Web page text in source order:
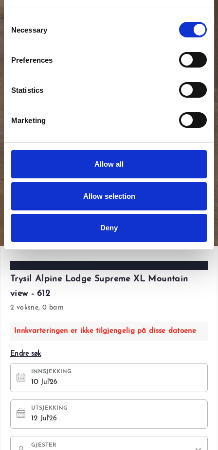
Consent
Selection
Necessary
Preferences
Statistics
Marketing
Allow all
Allow selection
Deny
Trysil Alpine Lodge Supreme XL Mountain
view - 612
2 voksne, 0 barn
Innkvarteringen er ikke tilgjengelig på disse datoene
Endre søk
INNSJEKKING
10 Jul'26
UTSJEKKING
12 Jul'26
GJESTER